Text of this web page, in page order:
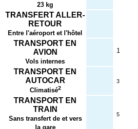
23 kg
TRANSFERT ALLER-
RETOUR
Entre l'aéroport et l'hôtel
TRANSPORT EN
AVION
Vols internes
1
TRANSPORT EN
AUTOCAR
Climatisé2
3
TRANSPORT EN
TRAIN
Sans transfert de et vers
la gare
5